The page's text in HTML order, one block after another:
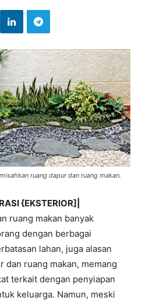
ruang dapur dan ruang makan.
{EKSTERIOR]|
ruang makan banyak
dengan berbagai
lahan, juga alasan
dan ruang makan, memang
terkait dengan penyiapan
keluarga. Namun, meski